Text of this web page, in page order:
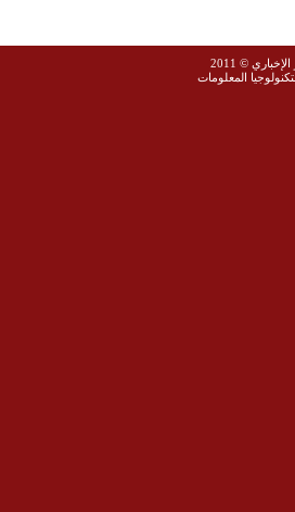
© 2011
المعلومات